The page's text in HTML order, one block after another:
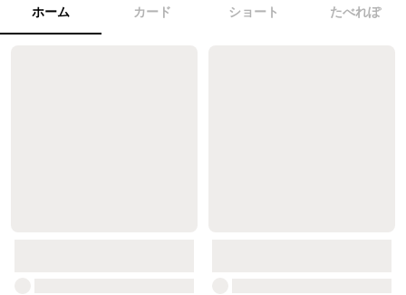
ホーム カード ショート たべれぽ